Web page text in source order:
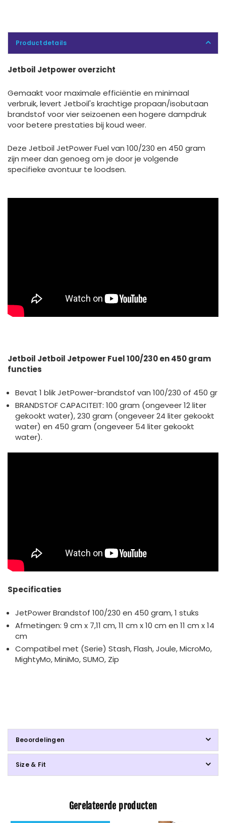
Productdetails
Jetboil Jetpower overzicht
Gemaakt voor maximale efficiëntie en minimaal
verbruik, levert Jetboil's krachtige propaan/isobutaan
brandstof voor vier seizoenen een hogere dampdruk
voor betere prestaties bij koud weer.
Deze Jetboil JetPower Fuel van 100/230 en 450 gram
zijn meer dan genoeg om je door je volgende
specifieke avontuur te loodsen.
Jetboil Jetboil Jetpower Fuel 100/230 en 450 gram
functies
Bevat 1 blik JetPower-brandstof van 100/230 of 450 gr
BRANDSTOF CAPACITEIT: 100 gram (ongeveer 12 liter
gekookt water), 230 gram (ongeveer 24 liter gekookt
water) en 450 gram (ongeveer 54 liter gekookt
water).
Specificaties
JetPower Brandstof 100/230 en 450 gram, 1 stuks
Afmetingen: 9 cm x 7,11 cm, 11 cm x 10 cm en 11 cm x 14
cm
Compatibel met (Serie) Stash, Flash, Joule, MicroMo,
MightyMo, MiniMo, SUMO, Zip
Beoordelingen
Size & Fit
Gerelateerde producten